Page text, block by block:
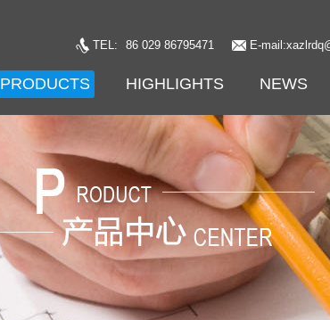
TEL:
86 029 86795471 E-
PRODUCTS HIGHLIGHTS NEWS